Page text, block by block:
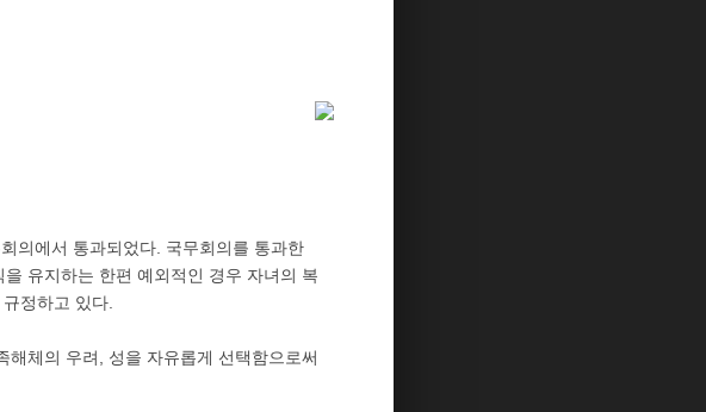
의에서 통과되었다. 국무회의를 통과한
유지하는 한편 예외적인 경우 자녀의 복
정하고 있다.
체의 우려, 성을 자유롭게 선택함으로써